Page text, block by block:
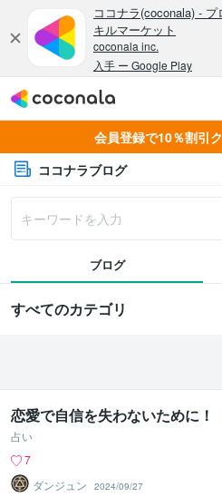
会員登録で10％割引
ココナラブログ
ブログ
すべてのカテゴリ
恋愛で自信を失わないために！
占い
7
ダンジュン
2024/09/27